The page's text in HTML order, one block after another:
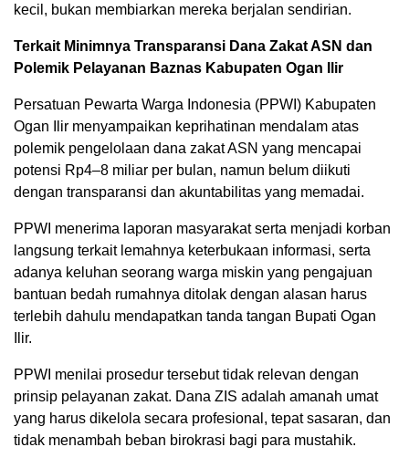
kecil, bukan membiarkan mereka berjalan sendirian.
Terkait Minimnya Transparansi Dana Zakat ASN dan
Polemik Pelayanan Baznas Kabupaten Ogan Ilir
Persatuan Pewarta Warga Indonesia (PPWI) Kabupaten
Ogan Ilir menyampaikan keprihatinan mendalam atas
polemik pengelolaan dana zakat ASN yang mencapai
potensi Rp4–8 miliar per bulan, namun belum diikuti
dengan transparansi dan akuntabilitas yang memadai.
PPWI menerima laporan masyarakat serta menjadi korban
langsung terkait lemahnya keterbukaan informasi, serta
adanya keluhan seorang warga miskin yang pengajuan
bantuan bedah rumahnya ditolak dengan alasan harus
terlebih dahulu mendapatkan tanda tangan Bupati Ogan
Ilir.
PPWI menilai prosedur tersebut tidak relevan dengan
prinsip pelayanan zakat. Dana ZIS adalah amanah umat
yang harus dikelola secara profesional, tepat sasaran, dan
tidak menambah beban birokrasi bagi para mustahik.